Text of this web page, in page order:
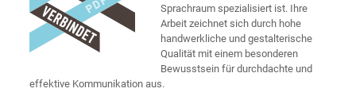
Sprachraum spezialisiert ist. Ihre
Arbeit zeichnet sich durch hohe
handwerkliche und gestalterische
Qualität mit einem besonderen
Bewusstsein für durchdachte und
effektive Kommunikation aus.